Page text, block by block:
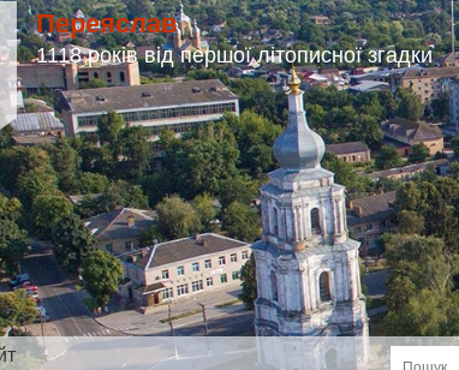
Переяслав
1118 років від першої літописної згадки